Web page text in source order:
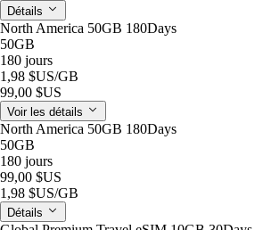
Détails
North America 50GB 180Days
50GB
180 jours
1,98 $US/GB
99,00 $US
Voir les détails
North America 50GB 180Days
50GB
180 jours
99,00 $US
1,98 $US/GB
Détails